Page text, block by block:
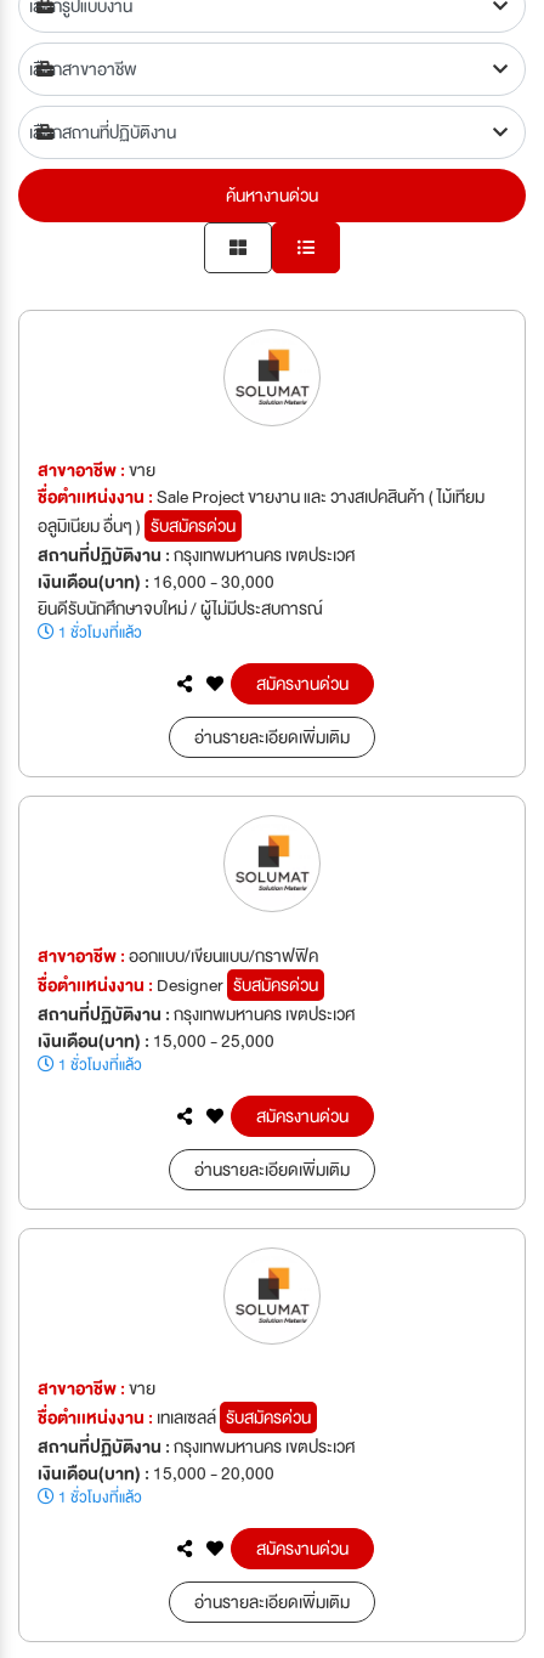
ค้นหางานด่วน
สาขาอาชีพ :ขาย
ชื่อตำเเหน่งงาน :Sale Project ขายงาน และ วางสเปคสินค้า ( ไม้เทียม
อลูมิเนียม อื่นๆ ) รับสมัครด่วน
สถานที่ปฏิบัติงาน :กรุงเทพมหานคร เขตประเวศ
เงินเดือน(บาท) : 16,000 - 30,000
ยินดีรับนักศึกษาจบใหม่ / ผู้ไม่มีประสบการณ์
1 ชั่วโมงที่แล้ว
สมัครงานด่วน
อ่านรายละเอียดเพิ่มเติม
สาขาอาชีพ :ออกแบบ/เขียนแบบ/กราฟฟิค
ชื่อตำเเหน่งงาน : Designer รับสมัครด่วน
สถานที่ปฏิบัติงาน :กรุงเทพมหานคร เขตประเวศ
เงินเดือน(บาท) : 15,000 - 25,000
1 ชั่วโมงที่แล้ว
สมัครงานด่วน
อ่านรายละเอียดเพิ่มเติม
สาขาอาชีพ :ขาย
ชื่อตำเเหน่งงาน : เทเลเซลล์ รับสมัครด่วน
สถานที่ปฏิบัติงาน :กรุงเทพมหานคร เขตประเวศ
เงินเดือน(บาท) : 15,000 - 20,000
1 ชั่วโมงที่แล้ว
สมัครงานด่วน
อ่านรายละเอียดเพิ่มเติม